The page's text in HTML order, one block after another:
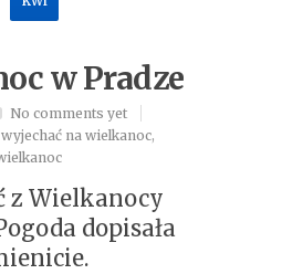
w Pradze
No comments yet
na wielkanoc,
z Wielkanocy
dopisała